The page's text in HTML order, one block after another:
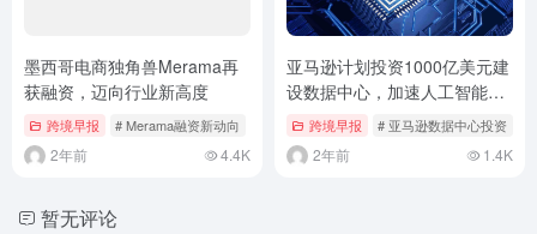
墨西哥电商独角兽Merama再
获融资，迈向行业新高度
跨境早报 # Merama融资新动向 # 拉美电商市场增长
2年前 4.4K
亚马逊计划投资1000亿美元建
设数据中心，加速人工智能基
础设施布局
跨境早报 # 亚马逊数据中心投资
2年前 1.4K
暂无评论